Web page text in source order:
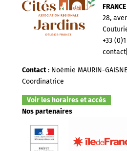
FRANCE
28,
+33
Contact: Noëmie MAURIN-
Coordinatrice
Voir les horaires et accès
Nos partenaires